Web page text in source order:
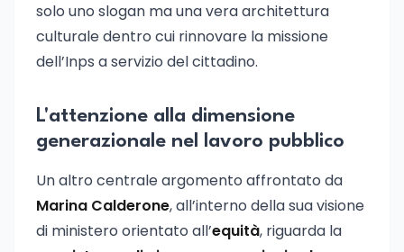
solo uno slogan ma una vera architettura
culturale dentro cui rinnovare la missione
dell’Inps a servizio del cittadino.
L'attenzione alla dimensione
generazionale nel lavoro pubblico
Un altro centrale argomento affrontato da
Marina Calderone, all’interno della sua visione
di ministero orientato all’equità, riguarda la